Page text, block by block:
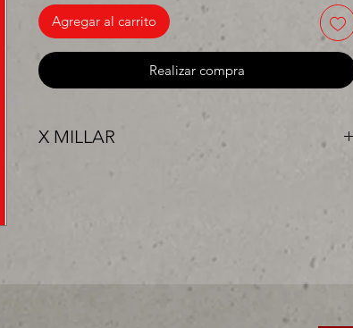
Agregar al carrito
Realizar compra
X MILLAR